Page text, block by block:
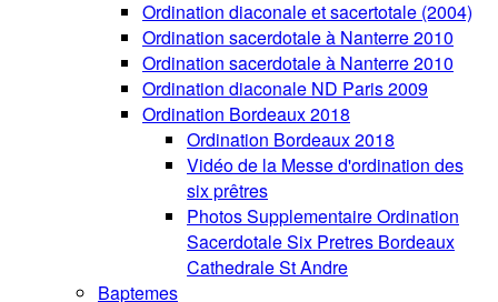
Ordination diaconale et sacertotale (2004)
Ordination sacerdotale à Nanterre 2010
Ordination sacerdotale à Nanterre 2010
Ordination diaconale ND Paris 2009
Ordination Bordeaux 2018
Ordination Bordeaux 2018
Vidéo de la Messe d'ordination des
six prêtres
Photos Supplementaire Ordination
Sacerdotale Six Pretres Bordeaux
Cathedrale St Andre
Baptemes